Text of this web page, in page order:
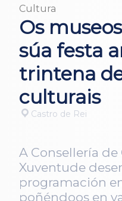
Cultura
Os
súa festa
trintena
culturais
Castro de Rei
A Consellería
Xuventude
programación
poñéndoos en